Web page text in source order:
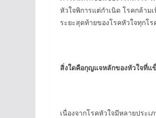
หัวใจพิการแต่กำเนิด โรคกล้าม
ระยะสุดท้ายของโรคหัวใจทุกโ
สิ่งใดคือกุญแจหลักของหัวใจที่แ
เนื่องจากโรคหัวใจมีหลายประ